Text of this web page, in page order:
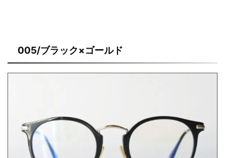
005/ブラック×ゴールド